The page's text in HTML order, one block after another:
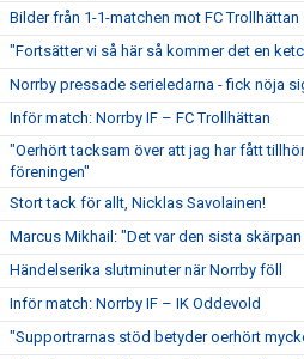
Bilder från 1-1-matchen mot FC Trollhättan
"Fortsätter vi så här så kommer det en
Norrby pressade serieledarna - fick nöja
Inför match: Norrby IF – FC Trollhättan
"Oerhört tacksam över att jag har fått
föreningen"
Stort tack för allt, Nicklas Savolainen!
Marcus Mikhail: "Det var den sista
Händelserika slutminuter när Norrby föll
Inför match: Norrby IF – IK Oddevold
"Supportrarnas stöd betyder oerhört